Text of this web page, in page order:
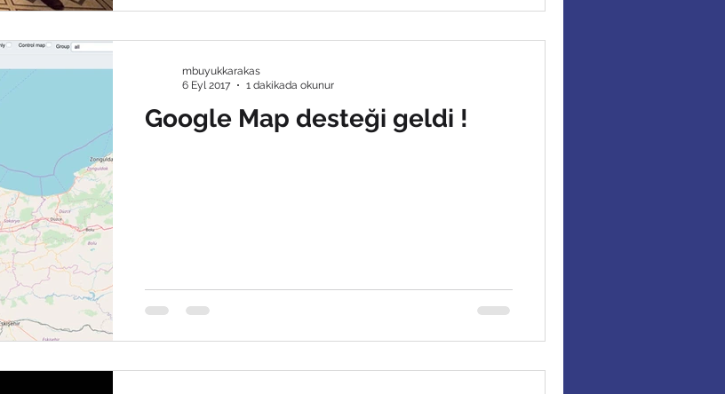
Google Map desteği geldi !
mbuyukkarakas
6 Eyl 2017
1 dakikada okunur